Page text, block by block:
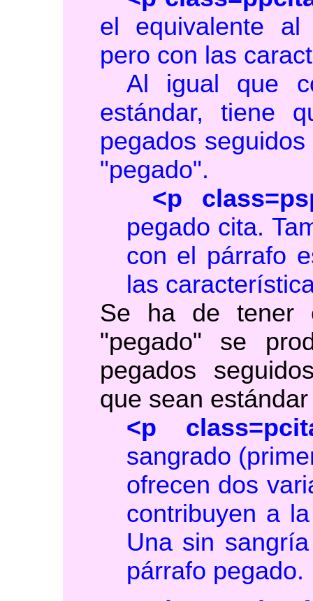
el equivalente al
pero con las
Al igual que
estándar, tiene
pegados
"pegado".
<p
pegado cita.
con el párrafo
las
Se ha de tener
"pegado" se
pegados
que sean
<p
sangrado
ofrecen dos
contribuyen a
Una sin
párrafo pegado.